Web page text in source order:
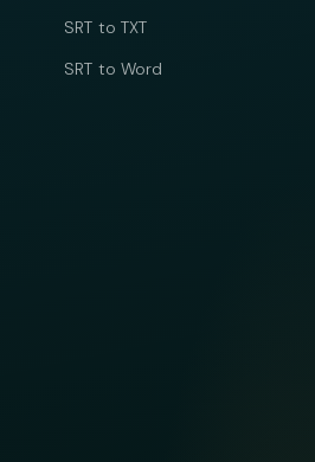
SRT to TXT
SRT to Word